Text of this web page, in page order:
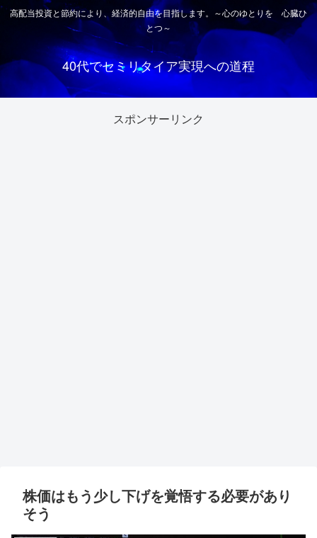
高配当投資と節約により、経済的自由を目指します。～心のゆとりを 心臓ひ
とつ～
40代でセミリタイア実現への道程
スポンサーリンク
株価はもう少し下げを覚悟する必要があり
そう